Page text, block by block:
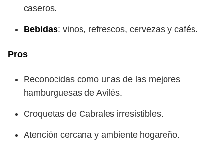
caseros.
Bebidas: vinos, refrescos, cervezas y cafés.
Pros
Reconocidas como unas de las mejores
hamburguesas de Avilés.
Croquetas de Cabrales irresistibles.
Atención cercana y ambiente hogareño.